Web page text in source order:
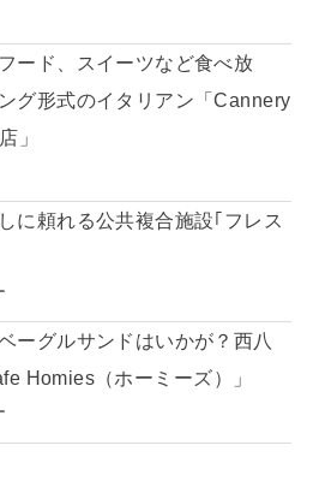
ード、スイーツなど食べ放
グ形式のイタリアン「Cannery
」
に頼れる公共複合施設｢フレス
ーグルサンドはいかが？西八
Homies（ホーミーズ）」